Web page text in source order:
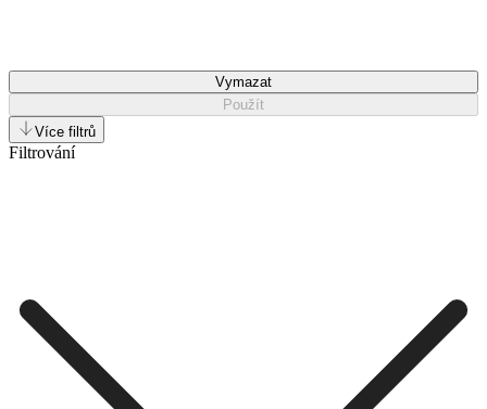
Vymazat
Použít
Více filtrů
Filtrování